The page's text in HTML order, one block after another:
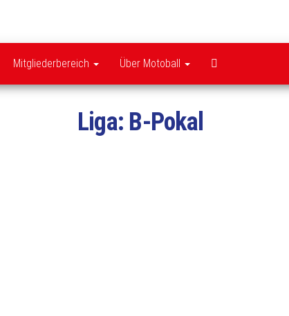
Pattensen
Mitgliederbereich Über Motoball
Liga: B-Pokal